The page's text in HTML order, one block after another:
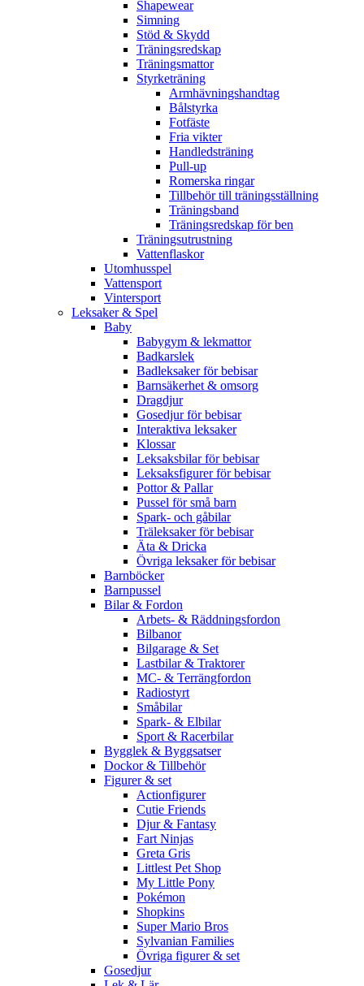
Shapewear
Simning
Stöd & Skydd
Träningsredskap
Träningsmattor
Styrketräning
Armhävningshandtag
Bålstyrka
Fotfäste
Fria vikter
Handledsträning
Pull-up
Romerska ringar
Tillbehör till träningsställning
Träningsband
Träningsredskap för ben
Träningsutrustning
Vattenflaskor
Utomhusspel
Vattensport
Vintersport
Leksaker & Spel
Baby
Babygym & lekmattor
Badkarslek
Badleksaker för bebisar
Barnsäkerhet & omsorg
Dragdjur
Gosedjur för bebisar
Interaktiva leksaker
Klossar
Leksaksbilar för bebisar
Leksaksfigurer för bebisar
Pottor & Pallar
Pussel för små barn
Spark- och gåbilar
Träleksaker för bebisar
Äta & Dricka
Övriga leksaker för bebisar
Barnböcker
Barnpussel
Bilar & Fordon
Arbets- & Räddningsfordon
Bilbanor
Bilgarage & Set
Lastbilar & Traktorer
MC- & Terrängfordon
Radiostyrt
Småbilar
Spark- & Elbilar
Sport & Racerbilar
Bygglek & Byggsatser
Dockor & Tillbehör
Figurer & set
Actionfigurer
Cutie Friends
Djur & Fantasy
Fart Ninjas
Greta Gris
Littlest Pet Shop
My Little Pony
Pokémon
Shopkins
Super Mario Bros
Sylvanian Families
Övriga figurer & set
Gosedjur